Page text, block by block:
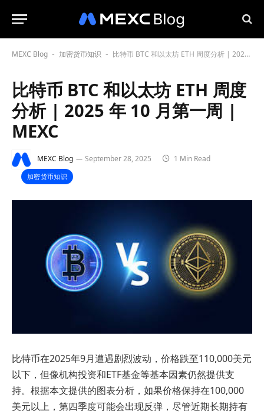
MEXC Blog - 加密货币知识 - 比特币 BTC 和以太坊 ETH 周度分析 | 2025 年 10 月第一周 | MEXC
比特币 BTC 和以太坊 ETH 周度
分析 | 2025 年 10 月第一周 |
MEXC
MEXC Blog September 28, 2025 1 Min Read
加密货币知识
比特币在2025年9月遭遇剧烈波动，价格跌至110,000美元
以下，但像机构投资和ETF基金等基本因素仍然提供支
持。根据本文提供的图表分析，如果价格保持在100,000
美元以上，第四季度可能会出现反弹，尽管近期长期持有